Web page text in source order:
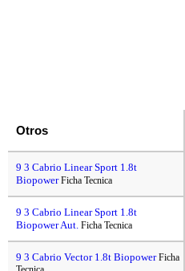
Otros
9 3 Cabrio Linear Sport 1.8t
BiopowerFicha Tecnica
9 3 Cabrio Linear Sport 1.8t
Biopower Aut. Ficha Tecnica
9 3 Cabrio Vector 1.8t BiopowerFicha